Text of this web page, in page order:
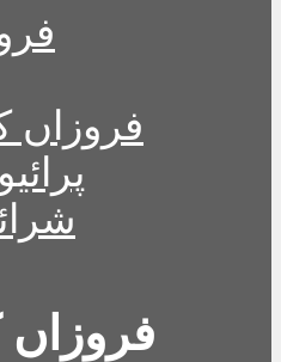
فروزاں
فروزاں